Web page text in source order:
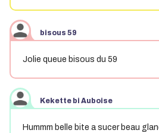
bisous 59
Jolie queue bisous du 59
Kekette bi Auboise
Hummm belle bite a sucer beau